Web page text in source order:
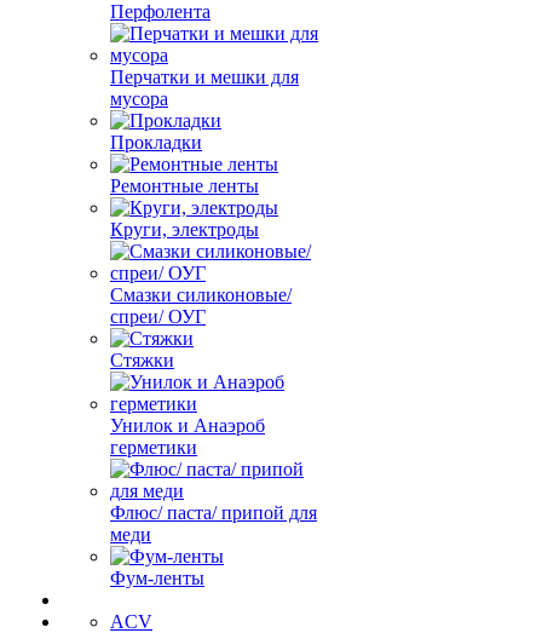
Перфолента
Перчатки и мешки для
мусора
Прокладки
Ремонтные ленты
Круги, электроды
Смазки силиконовые/
спреи/ ОУГ
Стяжки
Унилок и Анаэроб
герметики
Флюс/ паста/ припой для
меди
Фум-ленты
ACV